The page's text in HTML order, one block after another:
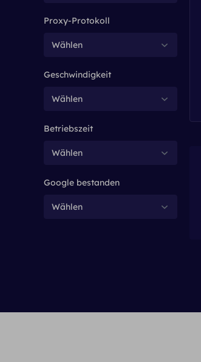
Proxy-Protokoll
Wählen
Geschwindigkeit
Wählen
Betriebszeit
Wählen
Google bestanden
Wählen